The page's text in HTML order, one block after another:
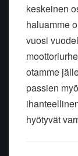
keskeinen
haluamme
vuosi
otamme
passien
hyötyvät